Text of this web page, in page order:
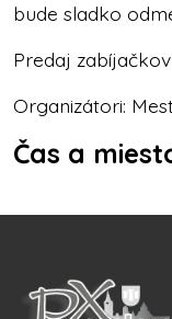
bude sladko
Predaj
Organizátori:
Čas a